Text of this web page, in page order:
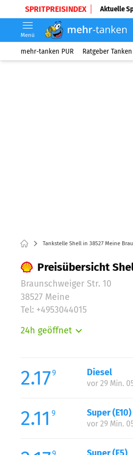
SPRITPREISINDEX Aktuelle
Menü
mehr-tanken PUR Ratgeber Tanken
Tankstelle Shell in 38527 Meine
Preisübersicht
Braunschweiger Str. 10
38527 Meine
Tel: +4953044015
24h geöffnet
Mittwoch:
Donnerstag:
Samstag:
Sonntag:
2.179 Diesel
vor 29 Min.
2.11 9 Super (E10)
vor 29 Min.
Super (E5)